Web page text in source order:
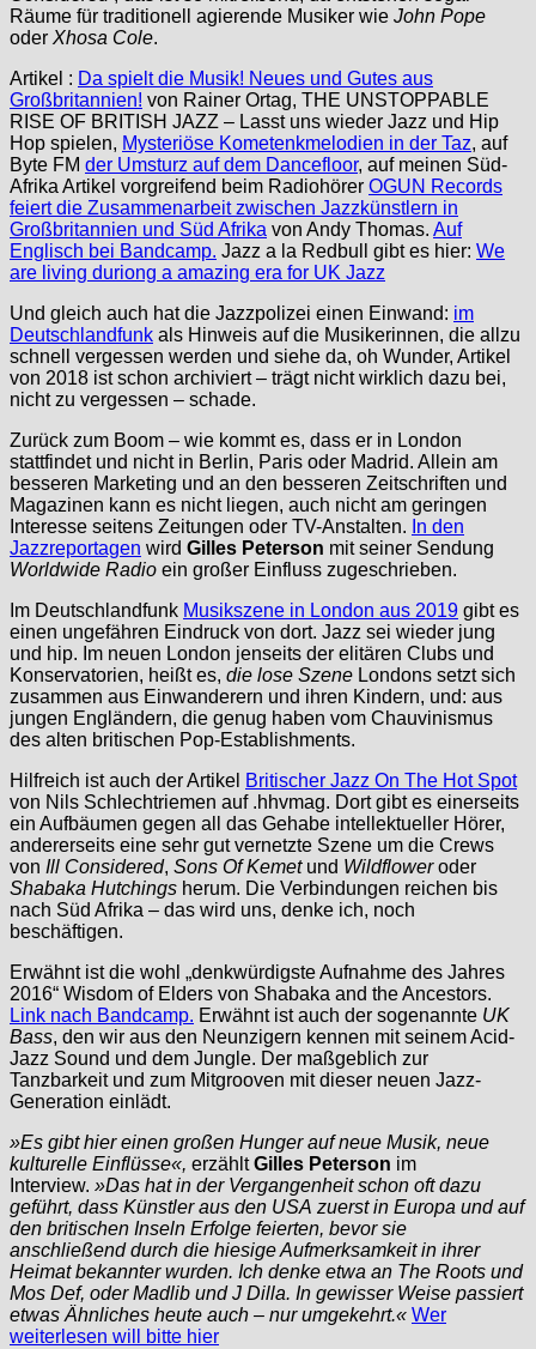
Räume für traditionell agierende Musiker wie John Pope
oder Xhosa Cole.
Artikel : Da spielt die Musik! Neues und Gutes aus
Großbritannien! von Rainer Ortag, THE UNSTOPPABLE
RISE OF BRITISH JAZZ – Lasst uns wieder Jazz und Hip
Hop spielen, Mysteriöse Kometenkmelodien in der Taz, auf
Byte FM der Umsturz auf dem Dancefloor, auf meinen Süd-
Afrika Artikel vorgreifend beim Radiohörer OGUN Records
feiert die Zusammenarbeit zwischen Jazzkünstlern in
Großbritannien und Süd Afrika von Andy Thomas. Auf
Englisch bei Bandcamp. Jazz a la Redbull gibt es hier: We
are living duriong a amazing era for UK Jazz
Und gleich auch hat die Jazzpolizei einen Einwand: im
Deutschlandfunk als Hinweis auf die Musikerinnen, die allzu
schnell vergessen werden und siehe da, oh Wunder, Artikel
von 2018 ist schon archiviert – trägt nicht wirklich dazu bei,
nicht zu vergessen – schade.
Zurück zum Boom – wie kommt es, dass er in London
stattfindet und nicht in Berlin, Paris oder Madrid. Allein am
besseren Marketing und an den besseren Zeitschriften und
Magazinen kann es nicht liegen, auch nicht am geringen
Interesse seitens Zeitungen oder TV-Anstalten. In den
Jazzreportagen wird Gilles Peterson mit seiner Sendung
Worldwide Radio ein großer Einfluss zugeschrieben.
Im Deutschlandfunk Musikszene in London aus 2019 gibt es
einen ungefähren Eindruck von dort. Jazz sei wieder jung
und hip. Im neuen London jenseits der elitären Clubs und
Konservatorien, heißt es, die lose Szene Londons setzt sich
zusammen aus Einwanderern und ihren Kindern, und: aus
jungen Engländern, die genug haben vom Chauvinismus
des alten britischen Pop-Establishments.
Hilfreich ist auch der Artikel Britischer Jazz On The Hot Spot
von Nils Schlechtriemen auf .hhvmag. Dort gibt es einerseits
ein Aufbäumen gegen all das Gehabe intellektueller Hörer,
andererseits eine sehr gut vernetzte Szene um die Crews
von Ill Considered, Sons Of Kemetund Wildfloweroder
Shabaka Hutchings herum. Die Verbindungen reichen bis
nach Süd Afrika – das wird uns, denke ich, noch
beschäftigen.
Erwähnt ist die wohl „denkwürdigste Aufnahme des Jahres
2016“ Wisdom of Elders von Shabaka and the Ancestors.
Link nach Bandcamp. Erwähnt ist auch der sogenannte UK
Bass, den wir aus den Neunzigern kennen mit seinem Acid-
Jazz Sound und dem Jungle. Der maßgeblich zur
Tanzbarkeit und zum Mitgrooven mit dieser neuen Jazz-
Generation einlädt.
»Es gibt hier einen großen Hunger auf neue Musik, neue
kulturelle Einflüsse«, erzähltGilles Peterson im
Interview. »Das hat in der Vergangenheit schon oft dazu
geführt, dass Künstler aus den USA zuerst in Europa und auf
den britischen Inseln Erfolge feierten, bevor sie
anschließend durch die hiesige Aufmerksamkeit in ihrer
Heimat bekannter wurden. Ich denke etwa an The Roots und
Mos Def, oder Madlib und J Dilla. In gewisser Weise passiert
etwas Ähnliches heute auch – nur umgekehrt.« Wer
weiterlesen will bitte hier